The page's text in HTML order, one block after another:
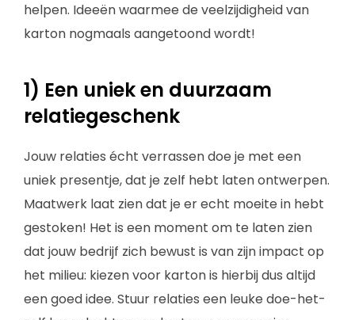
helpen. Ideeën waarmee de veelzijdigheid van
karton nogmaals aangetoond wordt!
1) Een uniek en duurzaam
relatiegeschenk
Jouw relaties écht verrassen doe je met een
uniek presentje, dat je zelf hebt laten ontwerpen.
Maatwerk laat zien dat je er echt moeite in hebt
gestoken! Het is een moment om te laten zien
dat jouw bedrijf zich bewust is van zijn impact op
het milieu: kiezen voor karton is hierbij dus altijd
een goed idee. Stuur relaties een leuke doe-het-